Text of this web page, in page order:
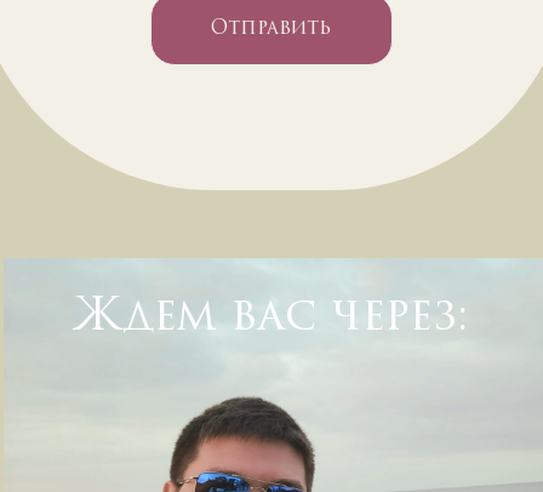
Отправить
Ждем вас через: